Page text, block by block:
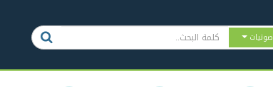
صوتيات